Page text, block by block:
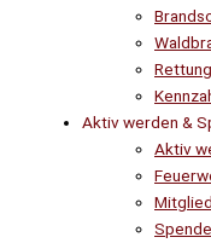
Aktiv werden &
Aktiv